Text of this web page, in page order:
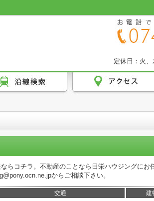
定休日：火
らコチラ。不動産のことなら日栄ハウジングにお
からご相談下さい。
交通 建